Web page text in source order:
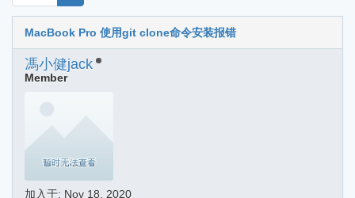
MacBook Pro 使用git clone命令安装报错
馮小健jack
Member
加入于: Nov 18, 2020